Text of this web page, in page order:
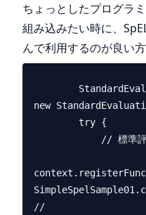
ちょっとしたプログラ
組み込みたい時に、
んで利用するのが良い
new
//